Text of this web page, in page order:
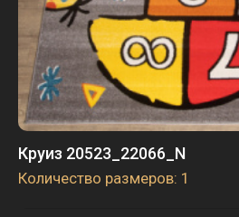
Круиз 20523_22066_N
Количество размеров: 1